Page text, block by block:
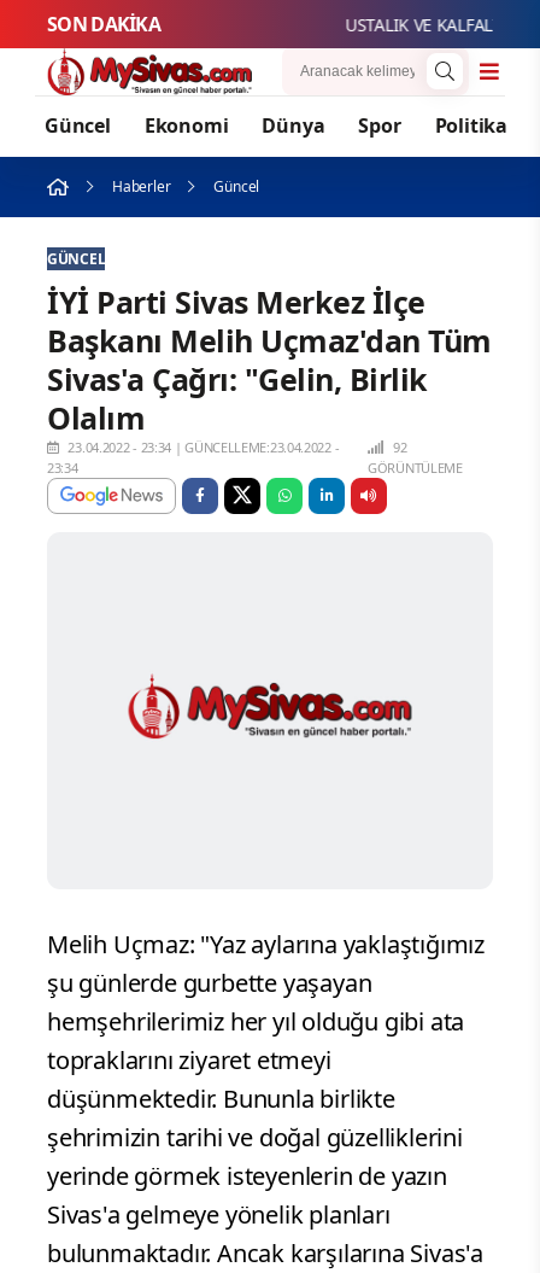
SON DAKİKA USTALIK VE KALFALIK
Güncel Ekonomi Dünya Spor Politika
Haberler Güncel
GÜNCEL
İYİ Parti Sivas Merkez İlçe
Başkanı Melih Uçmaz'dan Tüm
Sivas'a Çağrı: "Gelin, Birlik
Olalım
23.04.2022 - 23:34 |GÜNCELLEME:23.04.2022 -
23:34
92
GÖRÜNTÜLEME
Melih Uçmaz: "Yaz aylarına yaklaştığımız
şu günlerde gurbette yaşayan
hemşehrilerimiz her yıl olduğu gibi ata
topraklarını ziyaret etmeyi
düşünmektedir. Bununla birlikte
şehrimizin tarihi ve doğal güzelliklerini
yerinde görmek isteyenlerin de yazın
Sivas'a gelmeye yönelik planları
bulunmaktadır. Ancak karşılarına Sivas'a